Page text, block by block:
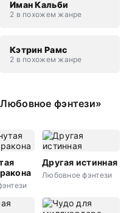
Иман Кальби
2 в похожем жанре
Кэтрин Рамс
2 в похожем жанре
фэнтези»
Другая истинная
Любовное фэнтези